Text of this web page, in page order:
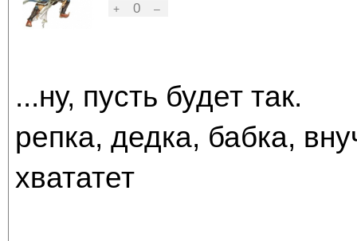
+
0 –
...ну, пусть будет так.
репка, дедка, бабка,
хвататет